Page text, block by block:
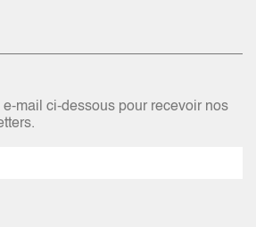
e-mail ci-dessous pour recevoir nos